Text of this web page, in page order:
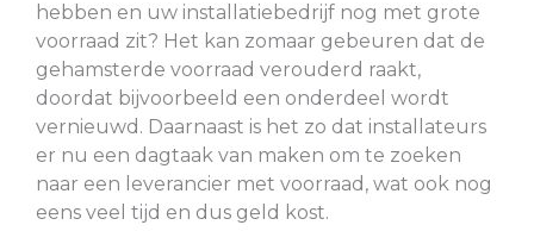
hebben en uw installatiebedrijf nog met grote
voorraad zit? Het kan zomaar gebeuren dat de
gehamsterde voorraad verouderd raakt,
doordat bijvoorbeeld een onderdeel wordt
vernieuwd. Daarnaast is het zo dat installateurs
er nu een dagtaak van maken om te zoeken
naar een leverancier met voorraad, wat ook nog
eens veel tijd en dus geld kost.